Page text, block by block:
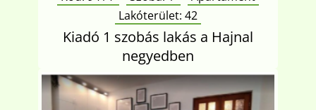
Lakóterület: 42
Kiadó 1 szobás lakás a Hajnal
negyedben